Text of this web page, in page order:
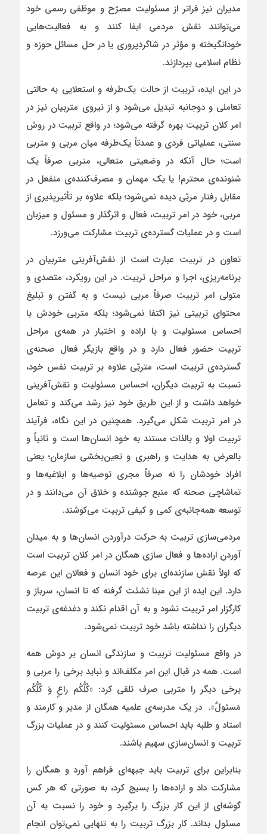
مدیران نیز فراتر از مسئولیت مصرّح و موظفی رسمی خود
می‌توانند نقش مردمی ایفا کنند و به فعالیت‌هایی
خودانگیخته و مؤثر در شاگردپروری یا در حل مسائل حوزه و
نظام اسلامی بپردازند.
در این ایده، تربیت از حالت یک‌طرفه و استعلایی به حالتی
تعاملی و دوجانبه تبدیل می‌شود و از نیروی متربیان نیز در
امر کلان تربیت بهره گرفته می‌شود؛ در واقع تربیت در روش
سنتی، عملیاتی فردی و عمدتاً یک‌طرفه میان مربی و متربی
است؛ حال آنکه در وضعیتی متعالی، متربی صرفاً یک
شنونده‌ی محترم! یا یک مهمان و مصرف‌کننده‌ی منفعل در
مقابل رفتار مربّی دیده نمی‌شود؛ بلکه علاوه بر تأثیرپذیری از
مربی، خود در امر تربیت، فعال و اثرگذار و مسئول و میزبان
است و در عملیات گسترده‌ی تربیت مشارکت می‌ورزد.
تعاون در تربیت عبارت است از نقش‌آفرینی متربیان در
برنامه‌ریزی، اجرا و مراحل تربیت. در این رویکرد، متصدی و
متولی امر تربیت صرفاً مربی نیست و به گفتن و تبلیغ
محتوای تربیتی نیز اکتفا نمی‌شود؛ بلکه متربی خودش با
احساس مسئولیت و با اراده و اختیار در همه‌ی مراحل
تربیت حضور فعال دارد و در واقع بازیگر فعال صحنه‌ی
گسترده‌ی تربیت است، متربّی علاوه بر تربیت نفس خود،
نسبت به تربیت دیگران، احساس مسئولیت و نقش‌آفرینی
خواهد داشت و از این طریق خود نیز رشد می‌کند و تعامل
در امر تربیت شکل می‌گیرد. همچنین در این نگاه، فرآیند
تربیت اولا و بالذات مستند به خود انسان‌ها است و ثانیاً و
بالعرض به هدایت و راهبری و تعین‌بخشی سازمان؛ یعنی
افراد خودشان را نه صرفاً مجری توصیه‌ها و ابلاغیه‌ها و
تماشاچی صحنه که منبع جوشنده و خلاق آن می‌دانند و در
توسعه همه‌جانبه‌ی کمی و کیفی تربیت می‌کوشند.
مردمی‌سازی تربیت به حرکت درآوردن انسان‌ها و به میدان
آوردن اراده‌ها و فعال سازی همگان در امر کلان تربیت است
که اولاً نقش سازنده‌ای برای خود انسان و فعالان این عرصه
دارد. این ایده از این مبنا نشئت گرفته که تا انسان، سرباز و
کارگزار امر تربیت نشود و به آن اقدام نکند و دغدغه‌ی تربیت
دیگران را نداشته باشد خود تربیت نمی‌شود.
در واقع مسئولیت تربیت و سازندگی انسان بر دوش همه
است. همه در قبال این امر مکلف‌اند و نباید برخی را مربی و
برخی دیگر را متربی صرف تلقی کرد: «کُلُّکُم راعٍ وَ کُلُّکُم
مَسئولٌ». در یک مدرسه‌ی علمیه همگان از مدیر و کارمند و
استاد و طلبه باید احساس مسئولیت کنند و در عملیات بزرگ
تربیت و انسان‌سازی سهیم باشند.
بنابراین برای تربیت باید جبهه‌ای فراهم آورد و همگان را
مشارکت داد و اراده‌ها را بسیج کرد، به صورتی که هر کس
گوشه‌ای از این کار بزرگ را برگیرد و خود را نسبت به آن
مسئول بداند. کار بزرگ تربیت را به تنهایی نمی‌توان انجام